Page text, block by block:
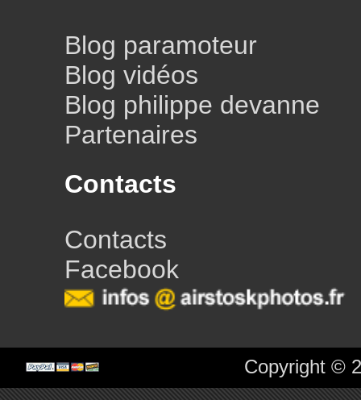
Blog paramoteur
Blog vidéos
Blog philippe devanne
Partenaires
Contacts
Contacts
Facebook
Copyright ©